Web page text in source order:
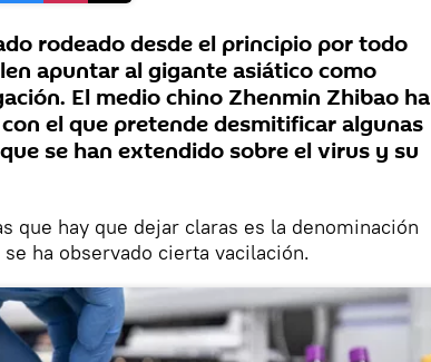
rodeado desde el principio por todo
apuntar al gigante asiático como
El medio chino Zhenmin Zhibao ha
el que pretende desmitificar algunas
se han extendido sobre el virus y su
que hay que dejar claras es la denominación
ha observado cierta vacilación.